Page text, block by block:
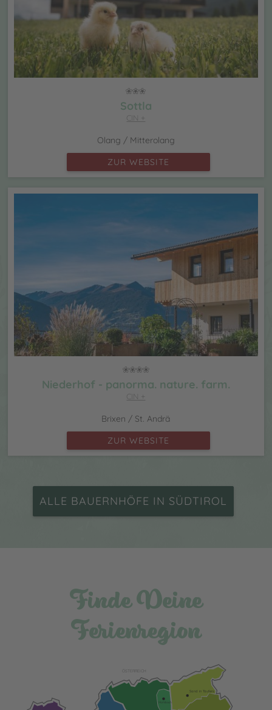
Sottla
CIN +
Olang / Mitterolang
ZUR WEBSITE
Niederhof - panorma. nature. farm.
CIN +
Brixen / St. Andrä
ZUR WEBSITE
ALLE BAUERNHÖFE IN SÜDTIROL
Finde Deine
Ferienregion
ÖSTERREICH
Sand in Taufers
Mühlbach